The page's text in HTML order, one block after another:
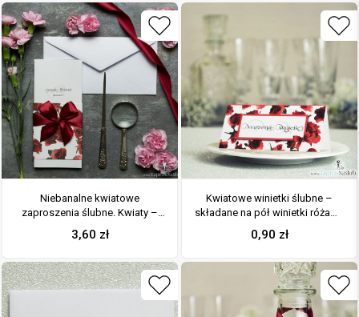
Niebanalne kwiatowe
zaproszenia ślubne. Kwiaty –
czerwone róże, bordowa
wstążka i wnętrze wkładane w
3,60 zł
Kwiatowe winietki ślubne –
składane na pół winietki różami,
prostokątem oraz malowaną
kokardką
0,90 zł